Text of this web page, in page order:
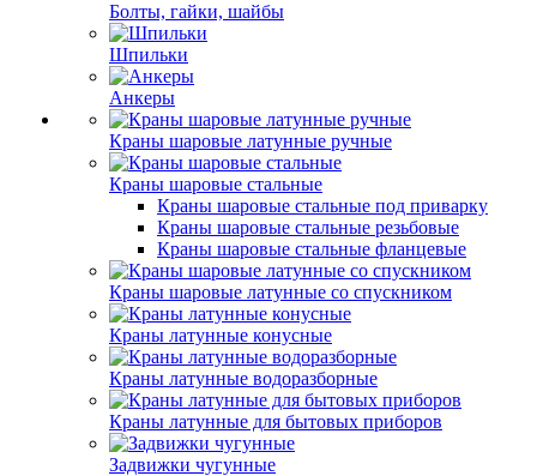
Болты, гайки, шайбы
Шпильки
Анкеры
Краны шаровые латунные ручные
Краны шаровые стальные
Краны шаровые стальные под приварку
Краны шаровые стальные резьбовые
Краны шаровые стальные фланцевые
Краны шаровые латунные со спускником
Краны латунные конусные
Краны латунные водоразборные
Краны латунные для бытовых приборов
Задвижки чугунные